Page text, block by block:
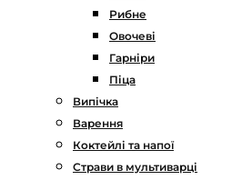
Рибне
Овочеві
Гарніри
Піца
Випічка
Варення
Коктейлі та напої
Страви в мультиварці